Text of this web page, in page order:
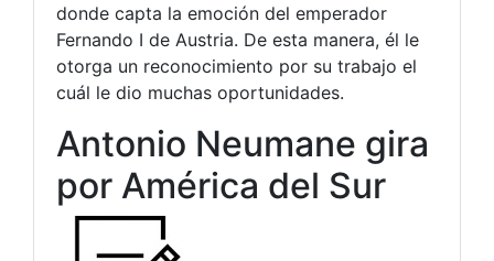
donde capta la emoción del emperador
Fernando I de Austria. De esta manera, él le
otorga un reconocimiento por su trabajo el
cuál le dio muchas oportunidades.
Antonio Neumane gira
por América del Sur